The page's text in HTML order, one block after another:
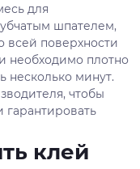
для
шпателем,
всей поверхности
необходимо плотно
несколько минут.
чтобы
гарантировать
клей